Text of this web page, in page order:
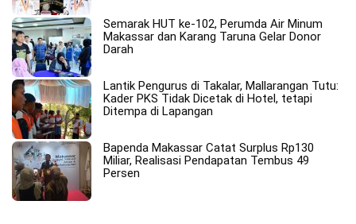
Semarak HUT ke-102, Perumda Air Minum
Makassar dan Karang Taruna Gelar Donor
Darah
Lantik Pengurus di Takalar, Mallarangan Tutu:
Kader PKS Tidak Dicetak di Hotel, tetapi
Ditempa di Lapangan
Bapenda Makassar Catat Surplus Rp130
Miliar, Realisasi Pendapatan Tembus 49
Persen